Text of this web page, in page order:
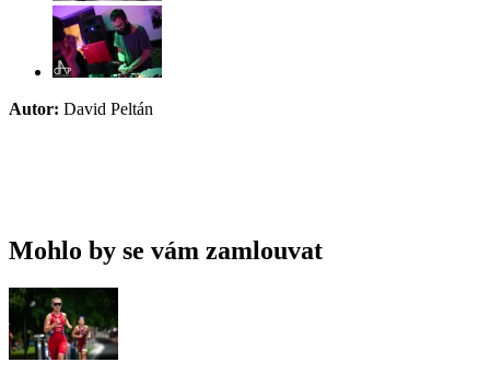
Autor: David Peltán
Mohlo by se vám zamlouvat